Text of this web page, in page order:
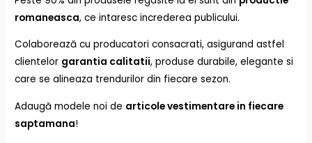
romaneasca, ce intaresc increderea publicului.
Colaborează cu producatori consacrati, asigurand astfel
clientelor garantia calitatii, produse durabile, elegante si
care se alineaza trendurilor din fiecare sezon.
Adaugă modele noi de articole vestimentare in fiecare
saptamana!